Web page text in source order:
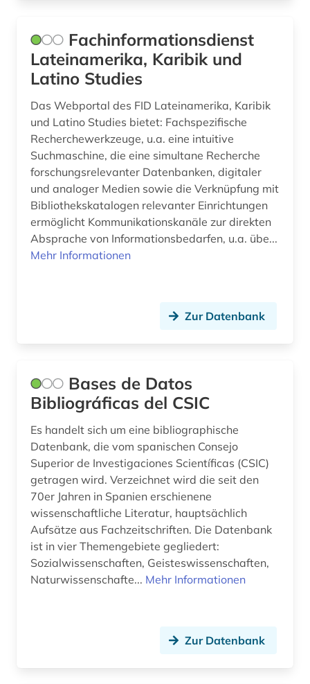
Fachinformationsdienst
Lateinamerika, Karibik und
Latino Studies
Das Webportal des FID Lateinamerika, Karibik
und Latino Studies bietet: Fachspezifische
Recherchewerkzeuge, u.a. eine intuitive
Suchmaschine, die eine simultane Recherche
forschungsrelevanter Datenbanken, digitaler
und analoger Medien sowie die Verknüpfung mit
Bibliothekskatalogen relevanter Einrichtungen
ermöglicht Kommunikationskanäle zur direkten
Absprache von Informationsbedarfen, u.a. übe...
Mehr Informationen
Zur Datenbank
Bases de Datos
Bibliográficas del CSIC
Es handelt sich um eine bibliographische
Datenbank, die vom spanischen Consejo
Superior de Investigaciones Scientíficas (CSIC)
getragen wird. Verzeichnet wird die seit den
70er Jahren in Spanien erschienene
wissenschaftliche Literatur, hauptsächlich
Aufsätze aus Fachzeitschriften. Die Datenbank
ist in vier Themengebiete gegliedert:
Sozialwissenschaften, Geisteswissenschaften,
Naturwissenschafte... Mehr Informationen
Zur Datenbank